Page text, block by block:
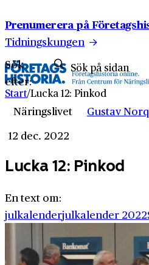
Prenumerera på
Tidningskungen
Sök
efter:
Start/Lucka 12: Pinkod
Näringslivet
Gustav
12 dec. 2022
Lucka 12: Pinkod
En text om:
julkalenderjulkalender 2022